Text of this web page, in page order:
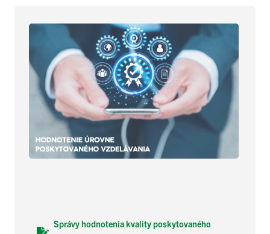
Správy hodnotenia kvality poskytovaného